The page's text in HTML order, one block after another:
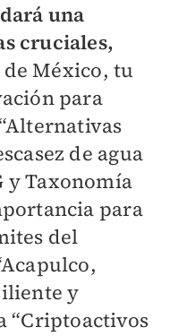
una
cruciales,
México, tu
para
de agua
y Taxonomía
para
del
y
“Criptoactivos